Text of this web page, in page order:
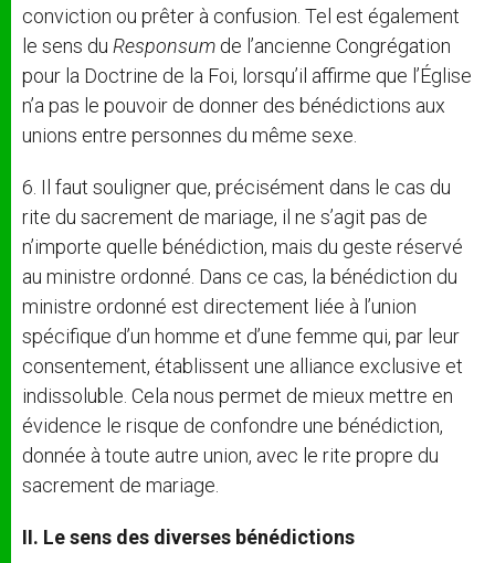
conviction ou prêter à confusion. Tel est également
le sens du Responsum de l’ancienne Congrégation
pour la Doctrine de la Foi, lorsqu’il affirme que l’Église
n’a pas le pouvoir de donner des bénédictions aux
unions entre personnes du même sexe.
6. Il faut souligner que, précisément dans le cas du
rite du sacrement de mariage, il ne s’agit pas de
n’importe quelle bénédiction, mais du geste réservé
au ministre ordonné. Dans ce cas, la bénédiction du
ministre ordonné est directement liée à l’union
spécifique d’un homme et d’une femme qui, par leur
consentement, établissent une alliance exclusive et
indissoluble. Cela nous permet de mieux mettre en
évidence le risque de confondre une bénédiction,
donnée à toute autre union, avec le rite propre du
sacrement de mariage.
II. Le sens des diverses bénédictions